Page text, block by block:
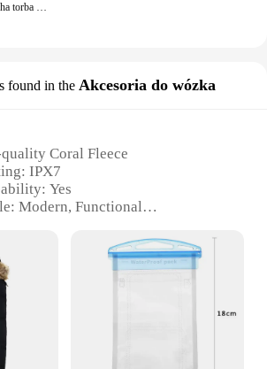
5 sztuk wodoodporna sucha torba na kemping dryfowanie piesze wycieczki pływanie rafting kajakarstwo rzeka torby trekkingowe worek do przechowywania na zewnątrz
found in the Akcesoria do wózka
Coral Fleece
IPX7
Yes
Modern, Functional
Designed to fit a wide range of
and Protection**
ultimate blend of comfort and
our Waterproof Windproof Coral